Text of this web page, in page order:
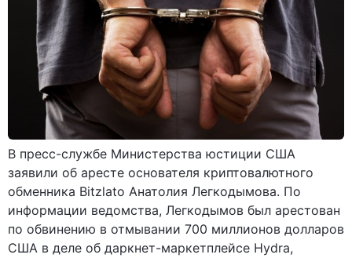
В пресс-службе Министерства юстиции США
заявили об аресте основателя криптовалютного
обменника Bitzlato Анатолия Легкодымова. По
информации ведомства, Легкодымов был арестован
по обвинению в отмывании 700 миллионов долларов
США в деле об даркнет-маркетплейсе Hydra,